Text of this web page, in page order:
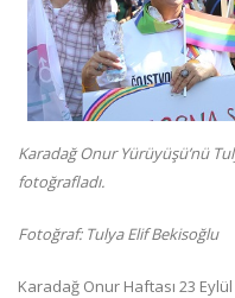
Karadağ Onur Yürüyüşü’nü
fotoğrafladı.
Fotoğraf: Tulya Elif Bekisoğlu
Karadağ Onur Haftası 23